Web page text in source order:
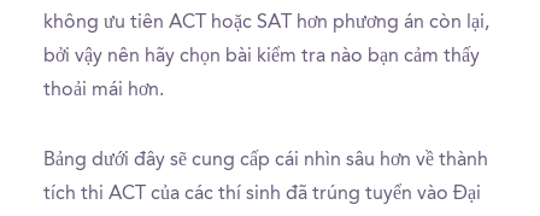
không ưu tiên ACT hoặc SAT hơn phương án còn lại,
bởi vậy nên hãy chọn bài kiểm tra nào bạn cảm thấy
thoải mái hơn.
Bảng dưới đây sẽ cung cấp cái nhìn sâu hơn về thành
tích thi ACT của các thí sinh đã trúng tuyển vào Đại